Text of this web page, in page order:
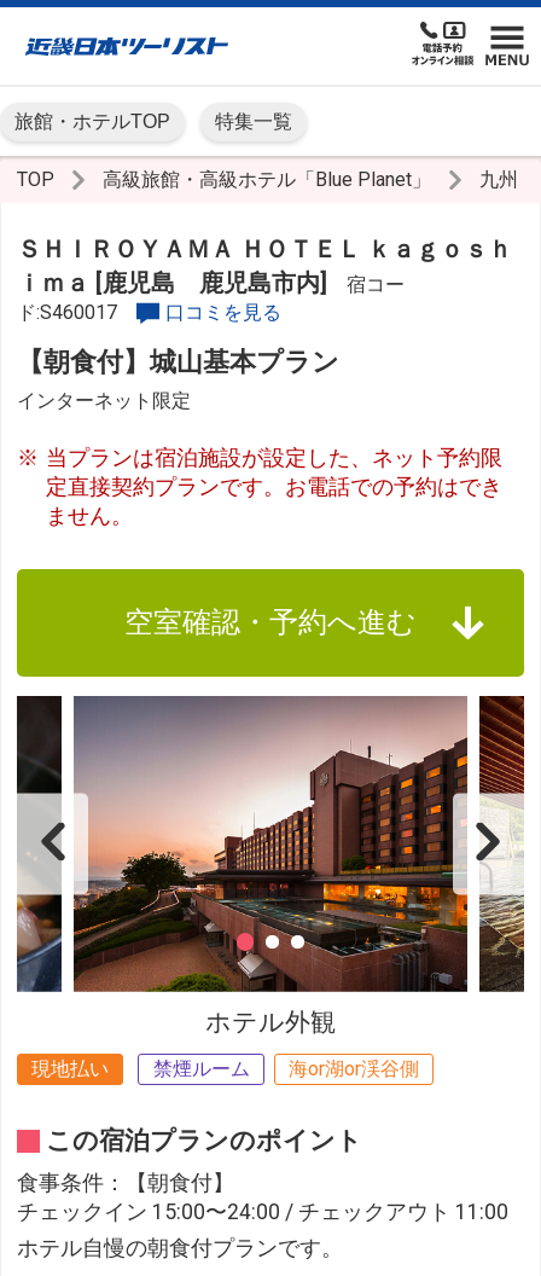
旅館・ホテルTOP 特集一覧
TOP 高級旅館・高級ホテル「Blue Planet」 九州
ＳＨＩＲＯＹＡＭＡ ＨＯＴＥＬ ｋａｇｏｓｈ
ｉｍａ [鹿児島 鹿児島市内]
宿コー
ド:S460017
口コミを見る
【朝食付】城山基本プラン
インターネット限定
当プランは宿泊施設が設定した、ネット予約限
定直接契約プランです。お電話での予約はでき
ません。
空室確認・予約へ進む
ホテル外観
現地払い 禁煙ルーム 海or湖or渓谷側
この宿泊プランのポイント
食事条件：【朝食付】
チェックイン 15:00〜24:00 / チェックアウト 11:00
ホテル自慢の朝食付プランです。